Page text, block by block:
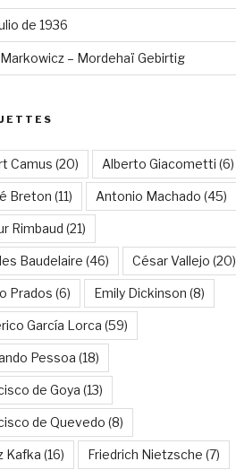
de 1936
– Mordehaï Gebirtig
Camus (20) Alberto Giacometti (6)
Breton (11) Antonio Machado (45)
Rimbaud (21)
Baudelaire (46) César Vallejo (20)
Prados (6) Emily Dickinson (8)
García Lorca (59)
Pessoa (18)
de Goya (13)
de Quevedo (8)
Kafka (16) Friedrich Nietzsche (7)